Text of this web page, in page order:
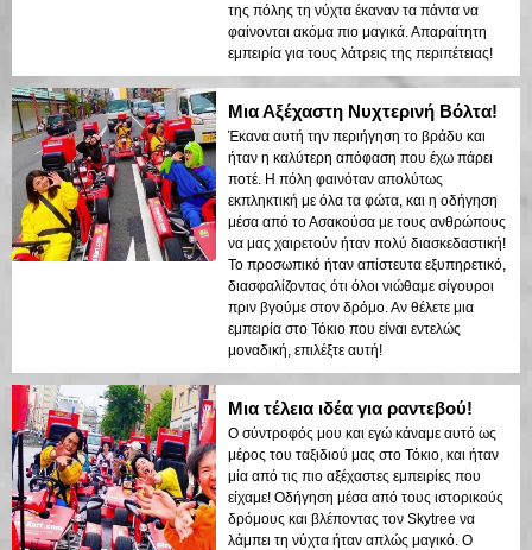
της πόλης τη νύχτα έκαναν τα πάντα να
φαίνονται ακόμα πιο μαγικά. Απαραίτητη
εμπειρία για τους λάτρεις της περιπέτειας!
Μια Αξέχαστη Νυχτερινή Βόλτα!
Έκανα αυτή την περιήγηση το βράδυ και
ήταν η καλύτερη απόφαση που έχω πάρει
ποτέ. Η πόλη φαινόταν απολύτως
εκπληκτική με όλα τα φώτα, και η οδήγηση
μέσα από το Ασακούσα με τους ανθρώπους
να μας χαιρετούν ήταν πολύ διασκεδαστική!
Το προσωπικό ήταν απίστευτα εξυπηρετικό,
διασφαλίζοντας ότι όλοι νιώθαμε σίγουροι
πριν βγούμε στον δρόμο. Αν θέλετε μια
εμπειρία στο Τόκιο που είναι εντελώς
μοναδική, επιλέξτε αυτή!
Μια τέλεια ιδέα για ραντεβού!
Ο σύντροφός μου και εγώ κάναμε αυτό ως
μέρος του ταξιδιού μας στο Τόκιο, και ήταν
μία από τις πιο αξέχαστες εμπειρίες που
είχαμε! Οδήγηση μέσα από τους ιστορικούς
δρόμους και βλέποντας τον Skytree να
λάμπει τη νύχτα ήταν απλώς μαγικό. Ο